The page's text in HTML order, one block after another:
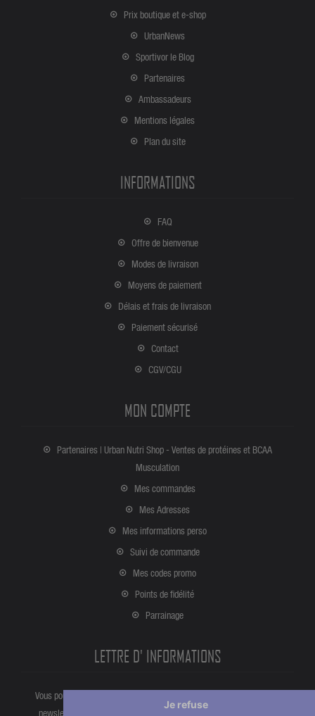
Je refuse
Prix boutique et e-shop
UrbanNews
Sportivor le Blog
Partenaires
Ambassadeurs
Mentions légales
Plan du site
INFORMATIONS
FAQ
Offre de bienvenue
Modes de livraison
Moyens de paiement
Délais et frais de livraison
Paiement sécurisé
Contact
CGV/CGU
MON COMPTE
Partenaires | Urban Nutri Shop - Ventes de protéines et BCAA
Musculation
Mes commandes
Mes Adresses
Mes informations perso
Suivi de commande
Mes codes promo
Points de fidélité
Parrainage
LETTRE D' INFORMATIONS
Vous pouvez vous désinscrire à tout moment directement partir de la
newsletter. Ou bien à partir de nos informations de contact dans les